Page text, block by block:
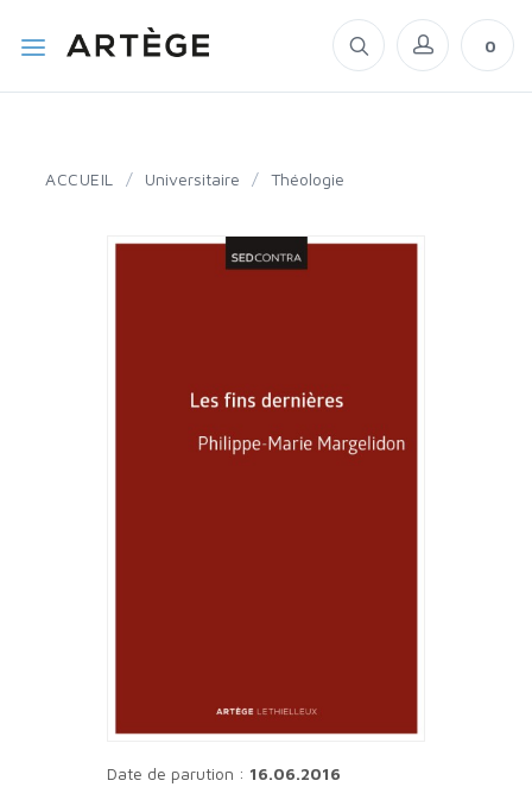
0
ACCUEIL / Universitaire / Théologie
Date de parution : 16.06.2016